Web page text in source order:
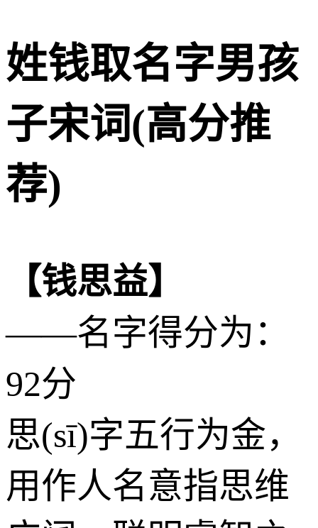
姓钱取名字男孩
子宋词(高分推
荐)
【钱思益】
——名字得分为：
92分
思(sī)字五行为金，
用作人名意指思维